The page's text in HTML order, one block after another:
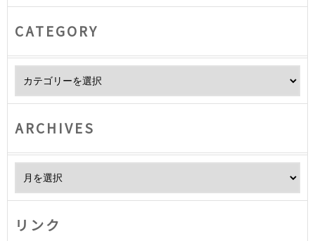
CATEGORY
ARCHIVES
リンク